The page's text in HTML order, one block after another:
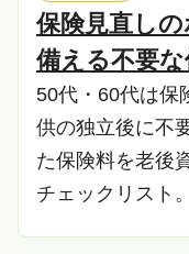
保険見直し
備える不要
50代・60代は保
供の独立後に不
た保険料を老後
チェックリスト。